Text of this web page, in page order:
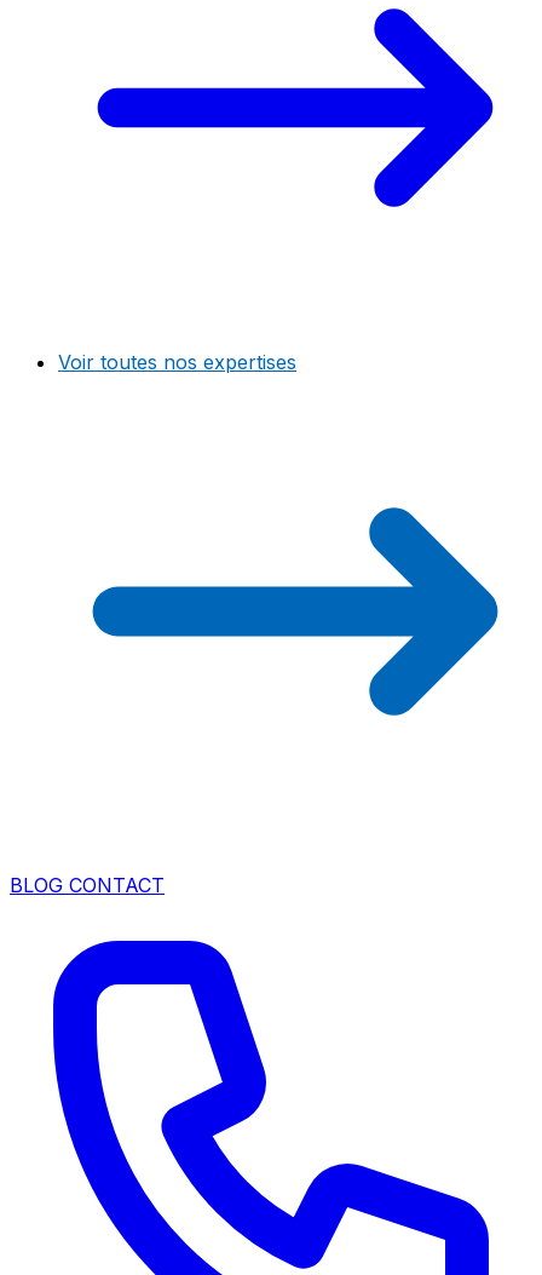
Voir toutes nos expertises
BLOG CONTACT